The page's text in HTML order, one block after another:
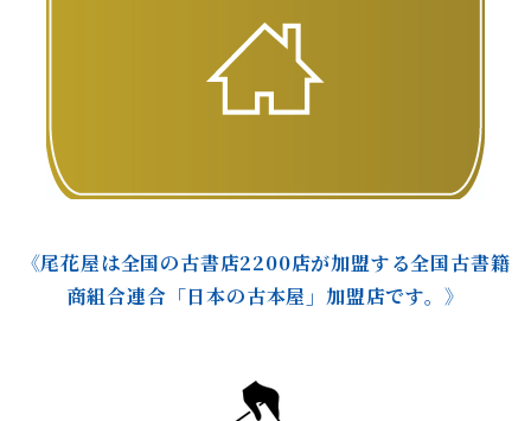
《尾花屋は全国の古書店2200店が加盟する全国古書籍
商組合連合「日本の古本屋」加盟店です。》